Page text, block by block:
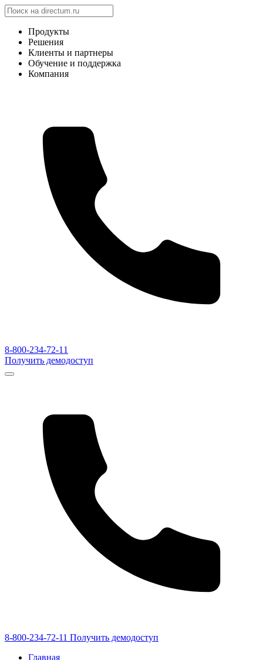
Продукты
Решения
Клиенты и партнеры
Обучение и поддержка
Компания
8-800-234-72-11
Получить демодоступ
8-800-234-72-11 Получить демодоступ
Главная